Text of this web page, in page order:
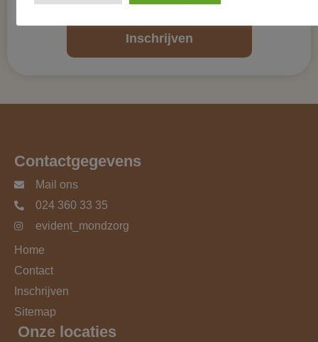
Inschrijven
Contactgegevens
Mail ons
024 360 33 35
evident_mondzorg
Home
Contact
Inschrijven
Sitemap
Onze locaties